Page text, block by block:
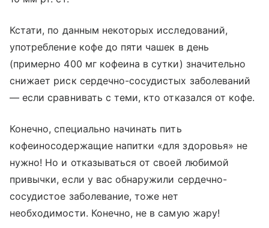
Кстати, по данным некоторых исследований,
употребление кофе до пяти чашек в день
(примерно 400 мг кофеина в сутки) значительно
снижает риск сердечно-сосудистых заболеваний
— если сравнивать с теми, кто отказался от кофе.
Конечно, специально начинать пить
кофеиносодержащие напитки «для здоровья» не
нужно! Но и отказываться от своей любимой
привычки, если у вас обнаружили сердечно-
сосудистое заболевание, тоже нет
необходимости. Конечно, не в самую жару!